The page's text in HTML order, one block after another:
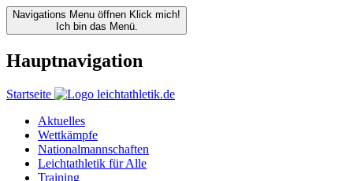
Navigations Menu öffnen Klick mich!
Ich bin das Menü.
Hauptnavigation
Startseite
Aktuelles
Wettkämpfe
Nationalmannschaften
Leichtathletik für Alle
Training